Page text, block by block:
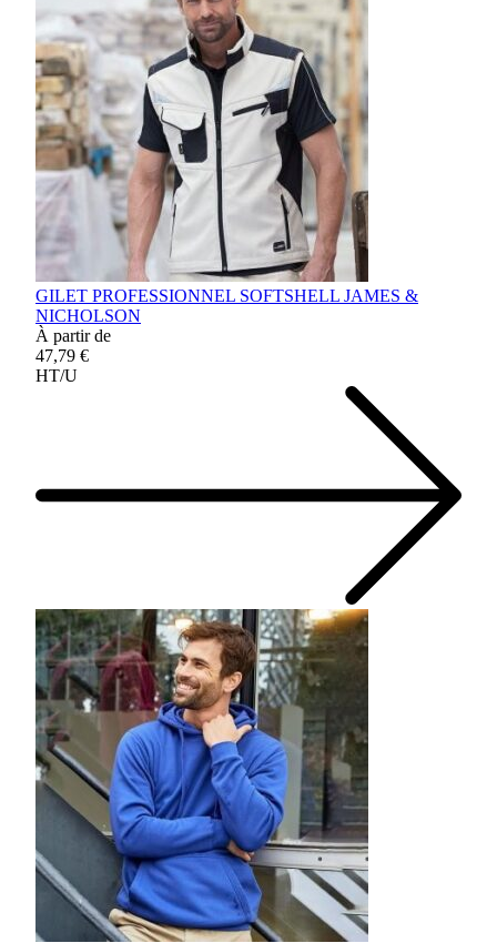
GILET PROFESSIONNEL SOFTSHELL JAMES &
NICHOLSON
À partir de
47,79 €
HT/U